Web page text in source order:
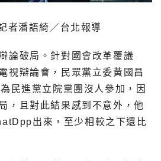
者潘語綺／台北報導
論破局。針對國會改革覆議
視辯論會，民眾黨立委黃國昌
民進黨立院黨團沒人參加，因
，且對此結果感到不意外，他
出來，至少相較之下還比